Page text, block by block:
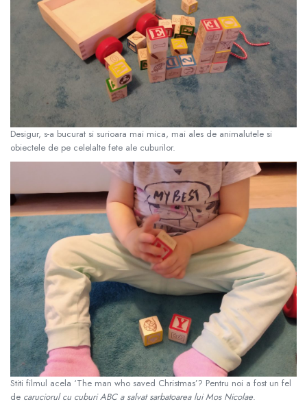
Desigur, s-a bucurat si surioara mai mica, mai ales de animalutele si
obiectele de pe celelalte fete ale cuburilor.
Stiti filmul acela ‘The man who saved Christmas’? Pentru noi a fost un fel
de caruciorul cu cuburi ABC a salvat sarbatoarea lui Mos Nicolae.